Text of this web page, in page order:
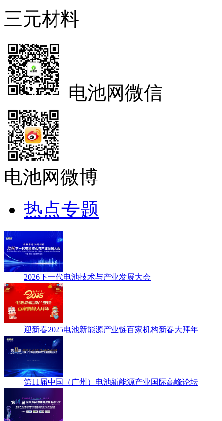
三元材料
电池网微信
电池网微博
热点专题
2026下一代电池技术与产业发展大会
迎新春2025电池新能源产业链百家机构新春大拜年
第11届中国（广州）电池新能源产业国际高峰论坛